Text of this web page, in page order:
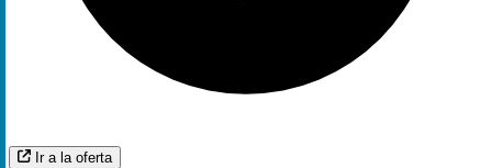
Ir a la oferta